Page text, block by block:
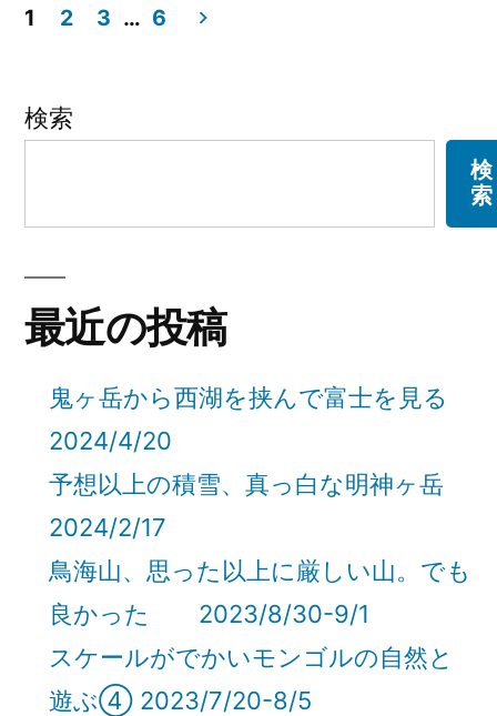
ヶ
お
遍
歩
き
旅
目
2022/6/22”
ゴ
所
路
日
目
稿
ペ
ジ
送
1 2 3 … 6
検索
検
索
最近の投稿
鬼ヶ岳から西湖を挟んで富士を見る
2024/4/20
予想以上の積雪、真っ白な明神ヶ岳
2024/2/17
鳥海山、思った以上に厳しい山。でも
良かった 2023/8/30-9/1
スケールがでかいモンゴルの自然と
遊ぶ④ 2023/7/20-8/5